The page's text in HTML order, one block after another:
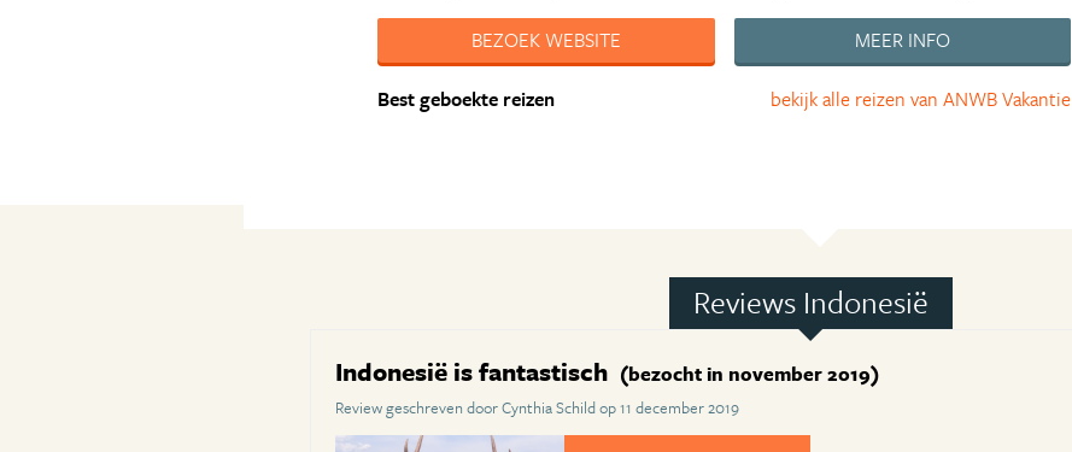
BEZOEK WEBSITE
MEER INFO
bekijk alle reizen van ANWB Vakantie
Best geboekte reizen
Reviews Indonesië
Indonesië is fantastisch (bezocht in november 2019)
Review geschreven door Cynthia Schild op 11 december 2019